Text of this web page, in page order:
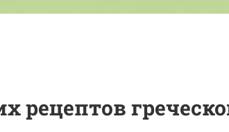
рецептов